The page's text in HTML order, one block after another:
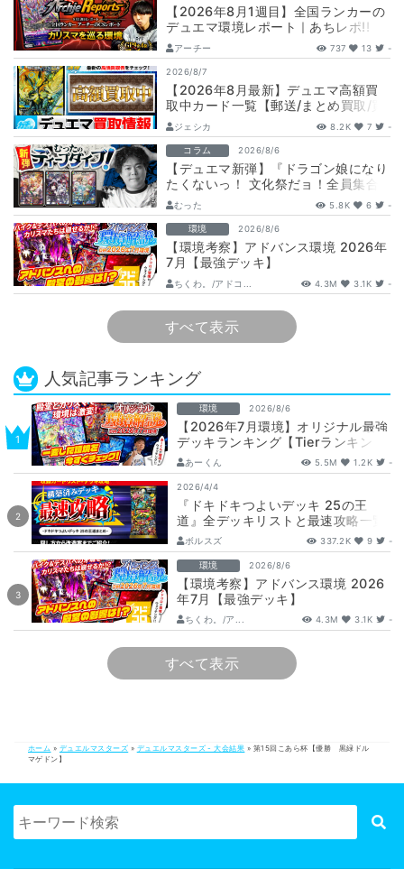
【2026年8月1週目】全国ランカーの
デュエマ環境レポート｜あちレポ!!
【毎週金曜更新】
アーチー 737 13 -
2026/8/7
【2026年8月最新】デュエマ高額買
取中カード一覧【郵送/まとめ買取/買
取表/相場/金トレジャー】
ジェシカ 8.2K 7 -
コラム 2026/8/6
【デュエマ新弾】『ドラゴン娘になり
たくないっ！ 文化祭だョ！全員集合!!
ドラ娘100％パック』注目カードまと
め…
むった 5.8K 6 -
環境 2026/8/6
【環境考察】アドバンス環境 2026年
7月【最強デッキ】
ちくわ。/アドコ... 4.3M 3.1K -
すべて表示
人気記事ランキング
環境 2026/8/6
【2026年7月環境】オリジナル最強
デッキランキング【Tierランキン
グ】
あーくん 5.5M 1.2K -
2026/4/4
『ドキドキつよいデッキ 25の王
道』全デッキリストと最速攻略一覧
【DM26-SD1】
ボルスズ 337.2K 9 -
環境 2026/8/6
【環境考察】アドバンス環境 2026
年7月【最強デッキ】
ちくわ。/ア... 4.3M 3.1K -
すべて表示
ホーム » デュエルマスターズ » デュエルマスターズ - 大会結果 » 第15回こあら杯【優勝 黒緑ドル
マゲドン】